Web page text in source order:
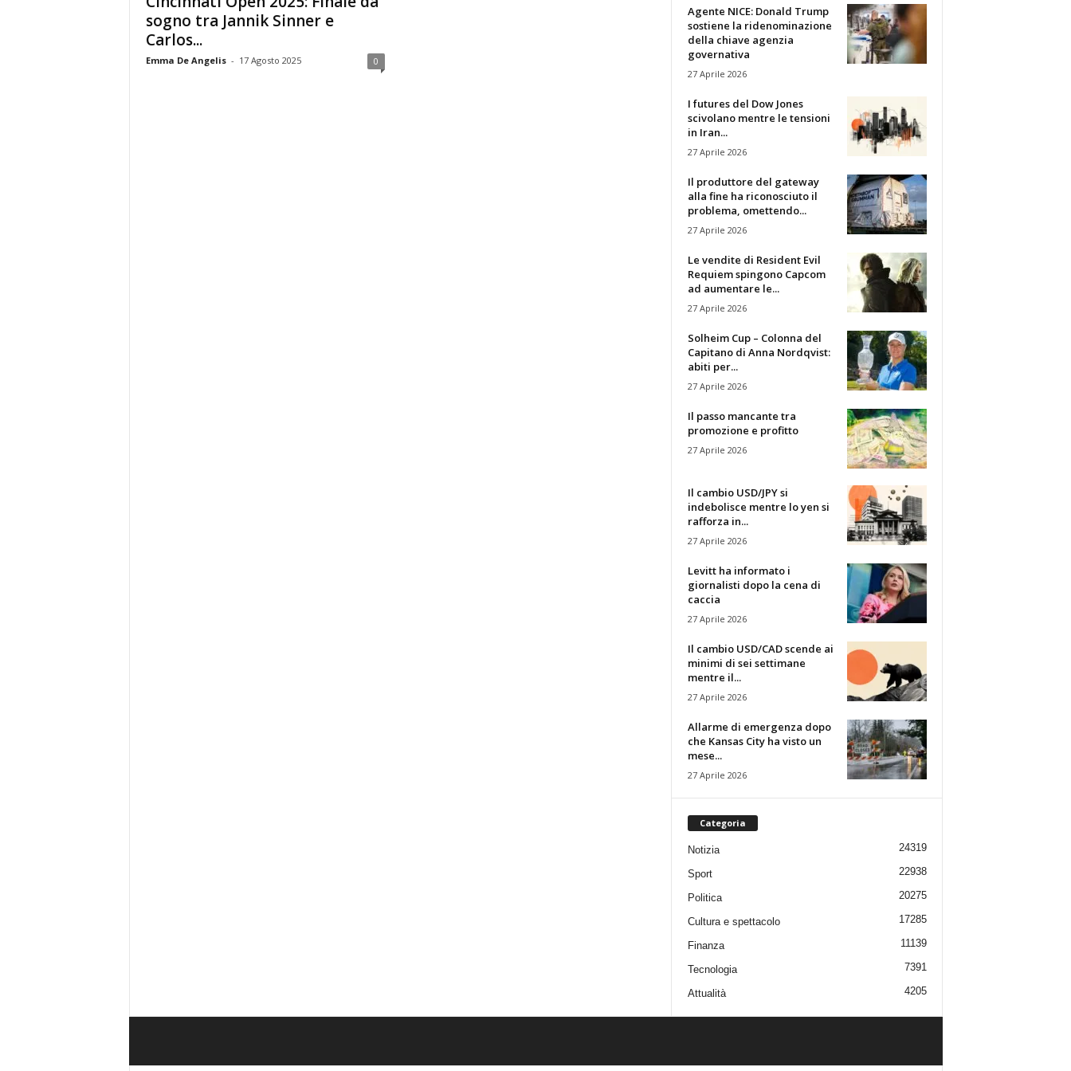
sogno tra Jannik Sinner e
Carlos...
Emma De Angelis - 17 Agosto 2025 0
Agente NICE: Donald Trump
sostiene la ridenominazione
della chiave agenzia
governativa
27 Aprile 2026
I futures del Dow Jones
scivolano mentre le tensioni
in Iran...
27 Aprile 2026
Il produttore del gateway
alla fine ha riconosciuto il
problema, omettendo...
27 Aprile 2026
Le vendite di Resident Evil
Requiem spingono Capcom
ad aumentare le...
27 Aprile 2026
Solheim Cup – Colonna del
Capitano di Anna Nordqvist:
abiti per...
27 Aprile 2026
Il passo mancante tra
promozione e profitto
27 Aprile 2026
Il cambio USD/JPY si
indebolisce mentre lo yen si
rafforza in...
27 Aprile 2026
Levitt ha informato i
giornalisti dopo la cena di
caccia
27 Aprile 2026
Il cambio USD/CAD scende ai
minimi di sei settimane
mentre il...
27 Aprile 2026
Allarme di emergenza dopo
che Kansas City ha visto un
mese...
27 Aprile 2026
Categoria
Notizia 24319
Sport 22938
Politica 20275
Cultura e spettacolo 17285
Finanza 11139
Tecnologia 7391
Attualità 4205